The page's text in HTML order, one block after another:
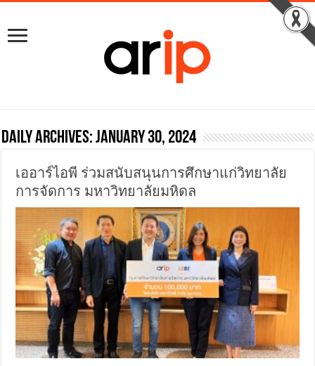
Daily Archives:January 30, 2024
เออาร์ไอพี ร่วมสนับสนุนการศึกษาแก่วิทยาลัย
การจัดการ มหาวิทยาลัยมหิดล